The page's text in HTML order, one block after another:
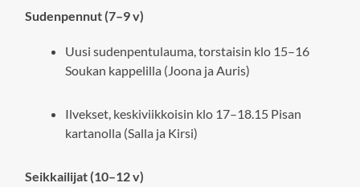
Sudenpennut (7–9 v)
Uusi sudenpentulauma, torstaisin klo 15–16
Soukan kappelilla (Joona ja Auris)
Ilvekset, keskiviikkoisin klo 17–18.15 Pisan
kartanolla (Salla ja Kirsi)
Seikkailijat (10–12 v)